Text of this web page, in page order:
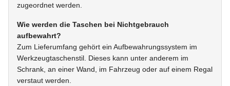
zugeordnet werden.
Wie werden die Taschen bei Nichtgebrauch
aufbewahrt?
Zum Lieferumfang gehört ein Aufbewahrungssystem im
Werkzeugtaschenstil. Dieses kann unter anderem im
Schrank, an einer Wand, im Fahrzeug oder auf einem Regal
verstaut werden.